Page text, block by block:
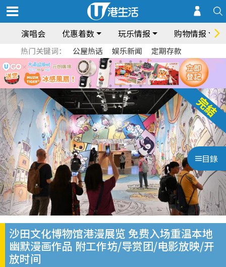
演唱会 优惠着数 玩乐情报 购物情报
热门关键词： 公屋热话 娱乐新闻 定期存款
目錄
沙田文化博物馆港漫展览 免费入场重温本地
幽默漫画作品 附工作坊/导赏团/电影放映/开
放时间